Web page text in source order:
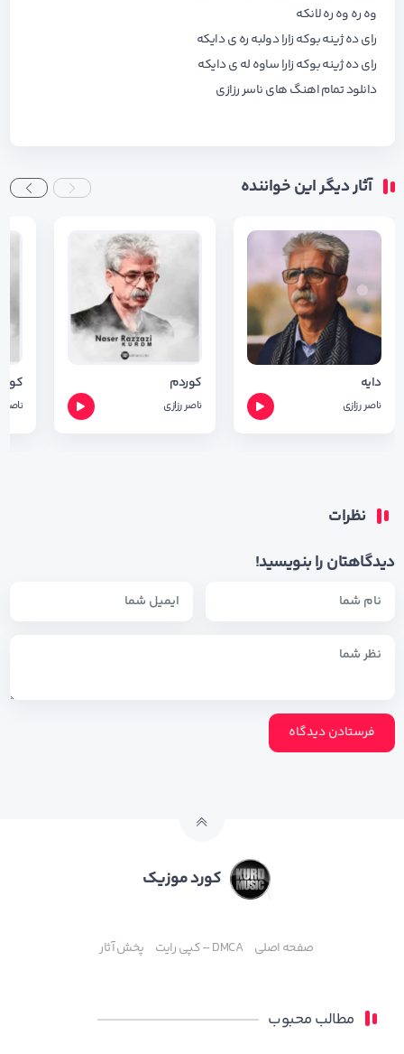
وه ره وه ره لانکه
رای ده ژینه بوکه زارا دولبه ره ی دایکه
رای ده ژینه بوکه زارا ساوه له ی دایکه
دانلود تمام اهنگ های ناسر رزازی
آثار دیگر این خواننده
دایه
ناصر رزازی
کوردم
ناصر رزازی ناصر
نظرات
دیدگاهتان را بنویسید!
کورد موزیک
صفحه اصلی DMCA – کپی رایت پخش آثار
مطالب محبوب